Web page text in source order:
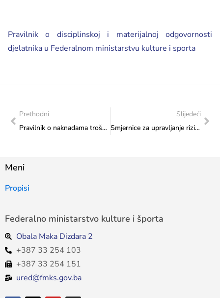
Pravilnik o disciplinskoj i materijalnoj odgovornosti
djelatnika u Federalnom ministarstvu kulture i sporta
Prethodni
Pravilnik o naknadama troškova za službena putovanja
Slijedeći
Smjernice za upravljanje rizicima u javnom sektoru FBiH
Meni
Propisi
Federalno ministarstvo kulture i športa
Obala Maka Dizdara 2
+387 33 254 103
+387 33 254 151
ured@fmks.gov.ba